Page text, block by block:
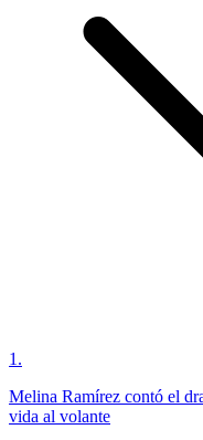
1 .
Melina Ramírez contó el
vida al volante